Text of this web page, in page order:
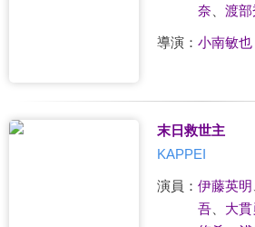
奈
渡部
導演： 小南敏也
末日救世主
KAPPEI
演員： 伊藤英明
吾、 大